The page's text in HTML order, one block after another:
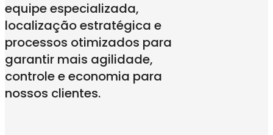
equipe especializada,
localização estratégica e
processos otimizados para
garantir mais agilidade,
controle e economia para
nossos clientes.